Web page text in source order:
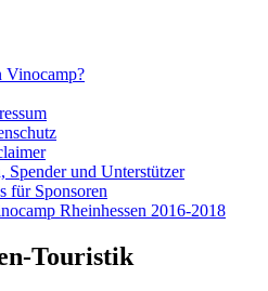
Vinocamp?
Spender und Unterstützer
für Sponsoren
Rheinhessen 2016-2018
Touristik